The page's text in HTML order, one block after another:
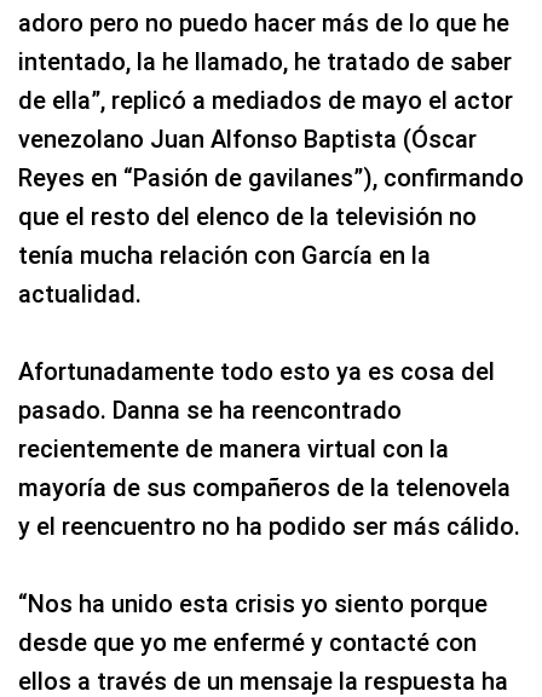
adoro pero no puedo hacer más de lo que he
intentado, la he llamado, he tratado de saber
de ella”, replicó a mediados de mayo el actor
venezolano Juan Alfonso Baptista (Óscar
Reyes en “Pasión de gavilanes”), confirmando
que el resto del elenco de la televisión no
tenía mucha relación con García en la
actualidad.
Afortunadamente todo esto ya es cosa del
pasado. Danna se ha reencontrado
recientemente de manera virtual con la
mayoría de sus compañeros de la telenovela
y el reencuentro no ha podido ser más cálido.
“Nos ha unido esta crisis yo siento porque
desde que yo me enfermé y contacté con
ellos a través de un mensaje la respuesta ha